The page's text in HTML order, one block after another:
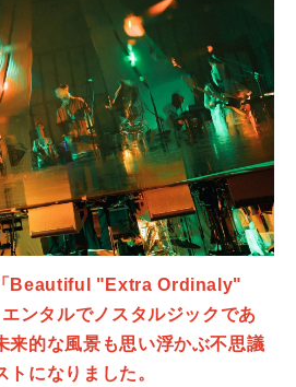
Beautiful "Extra Ordinaly"
ンタルでノスタルジックであ
来的な風景も思い浮かぶ不思議
になりました。